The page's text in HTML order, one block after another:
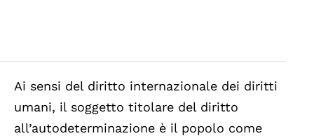
Ai sensi del diritto internazionale dei diritti
umani, il soggetto titolare del diritto
all’autodeterminazione è il popolo come